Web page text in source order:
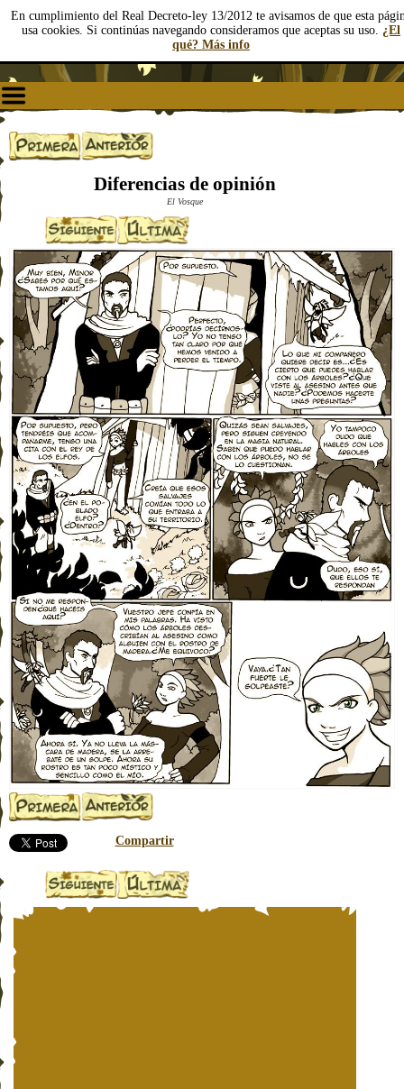
En cumplimiento del Real Decreto-ley 13/2012 te avisamos de que esta
usa cookies. Si continúas navegando consideramos que aceptas su uso. ¿El
qué? Más info
Diferencias de opinión
El Vosque
Compartir